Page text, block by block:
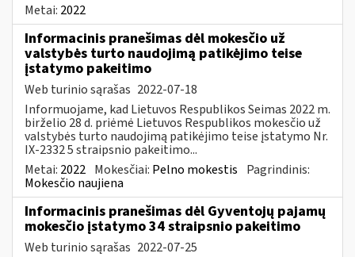
Metai: 2022
Informacinis pranešimas dėl mokesčio už
valstybės turto naudojimą patikėjimo teise
įstatymo pakeitimo
Web turinio sąrašas 2022-07-18
Informuojame, kad Lietuvos Respublikos Seimas 2022 m.
birželio 28 d. priėmė Lietuvos Respublikos mokesčio už
valstybės turto naudojimą patikėjimo teise įstatymo Nr.
IX-2332 5 straipsnio pakeitimo...
Metai: 2022 Mokesčiai: Pelno mokestis Pagrindinis:
Mokesčio naujiena
Informacinis pranešimas dėl Gyventojų pajamų
mokesčio įstatymo 34 straipsnio pakeitimo
Web turinio sąrašas 2022-07-25